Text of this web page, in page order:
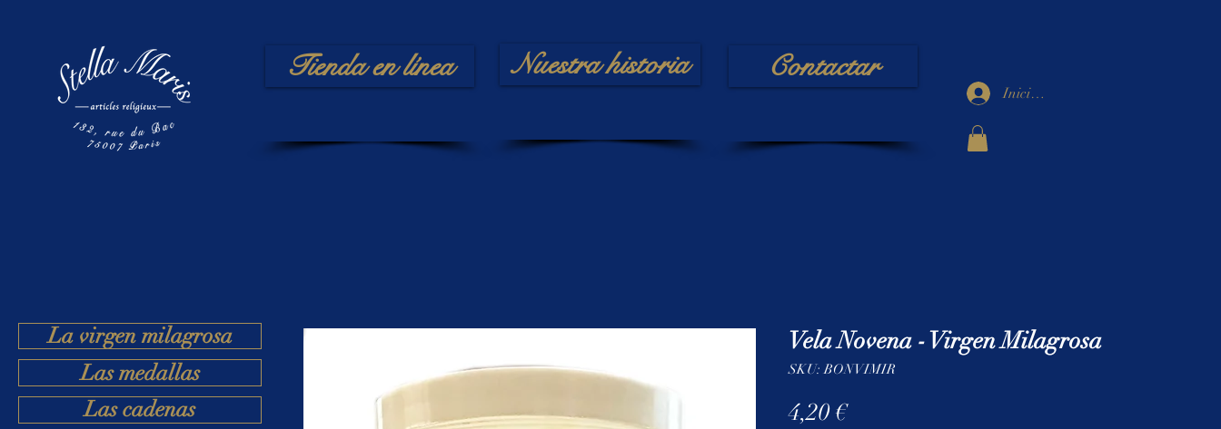
Tienda en línea Nuestra historia Contactar
Iniciar sesión
La virgen milagrosa
Las medallas
Las cadenas
Vela Novena - Virgen Milagrosa
SKU: BONVIMIR
4,20 €Precio